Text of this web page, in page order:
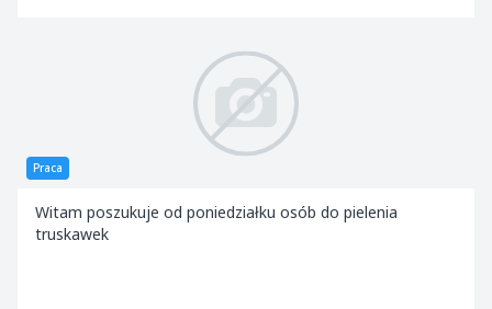
Praca
Witam poszukuje od poniedziałku osób do pielenia
truskawek